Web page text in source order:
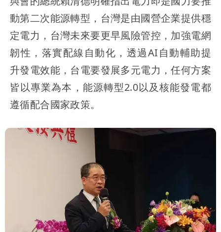
動第二次能源轉型，台灣是由國營企業提供穩
定電力，台灣未來要更早風險管控，加強電網
韌性，落實配線自動化，透過AI自動輔助提
升發電效能，台電要發展多元電力，任何方案
皆以專業為本，能源轉型2.0以及核能發電都
遵循配合國家政策。